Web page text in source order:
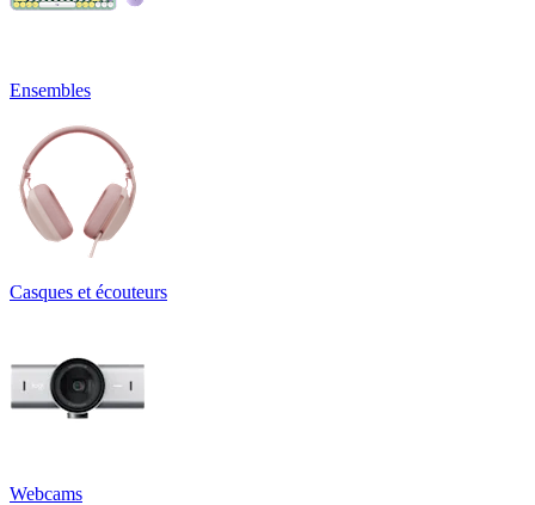
Ensembles
Casques et écouteurs
Webcams